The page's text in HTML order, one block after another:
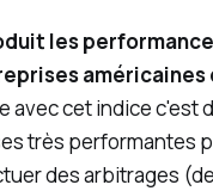
les
américaines
avec cet indice c'est
très performantes
des arbitrages